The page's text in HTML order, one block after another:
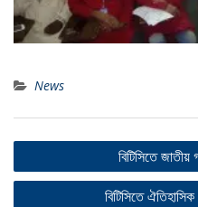
News
Post
navigation
বিটিসিতে
বিটিসিতে